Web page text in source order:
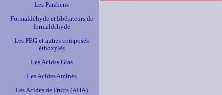
Les Parabens
Formaldéhyde et libérateurs de
formaldéhyde
Les PEG et autres composés
éthoxylés
Les Acides Gras
Les Acides Aminés
Les Acides de Fruits (AHA)